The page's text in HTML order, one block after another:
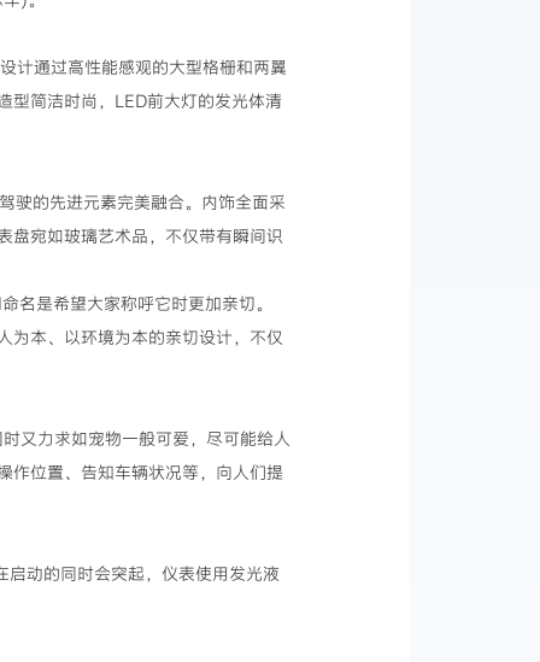
计通过高性能感观的大型格栅和两翼
型简洁时尚，LED前大灯的发光体清
驶的先进元素完美融合。内饰全面采
盘宛如玻璃艺术品，不仅带有瞬间识
是希望大家称呼它时更加亲切。
、以环境为本的亲切设计，不仅
又力求如宠物一般可爱，尽可能给人
位置、告知车辆状况等，向人们提
动的同时会突起，仪表使用发光液